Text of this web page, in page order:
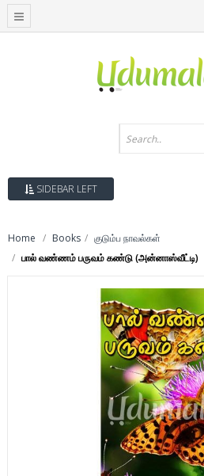
SIDEBAR LEFT
Home Books
குடும்ப நாவல்கள்
பால் வண்ணம் பருவம் கண்டு (அன்னாஸ்வீட்டி)